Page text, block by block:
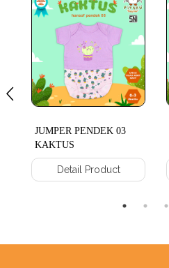
JUMPER PENDEK 03
KAKTUS
Detail Product